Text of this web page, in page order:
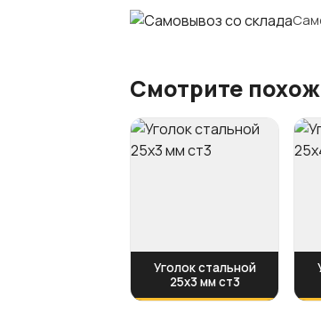
Смотрите
Уголок стальной
25х3 мм ст3